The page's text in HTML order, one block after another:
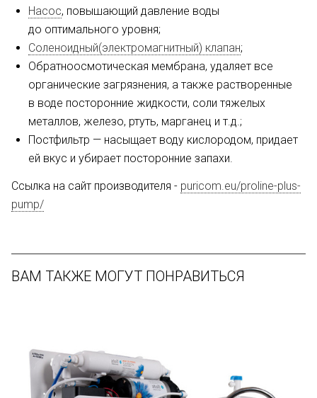
Насос, повышающий давление воды
до оптимального уровня;
Соленоидный(электромагнитный) клапан;
Обратноосмотическая мембрана, удаляет все
органические загрязнения, а также растворенные
в воде посторонние жидкости, соли тяжелых
металлов, железо, ртуть, марганец и т.д.;
Постфильтр — насыщает воду кислородом, придает
ей вкус и убирает посторонние запахи.
Ссылка на сайт производителя - puricom.eu/proline-plus-
pump/
ВАМ ТАКЖЕ МОГУТ ПОНРАВИТЬСЯ